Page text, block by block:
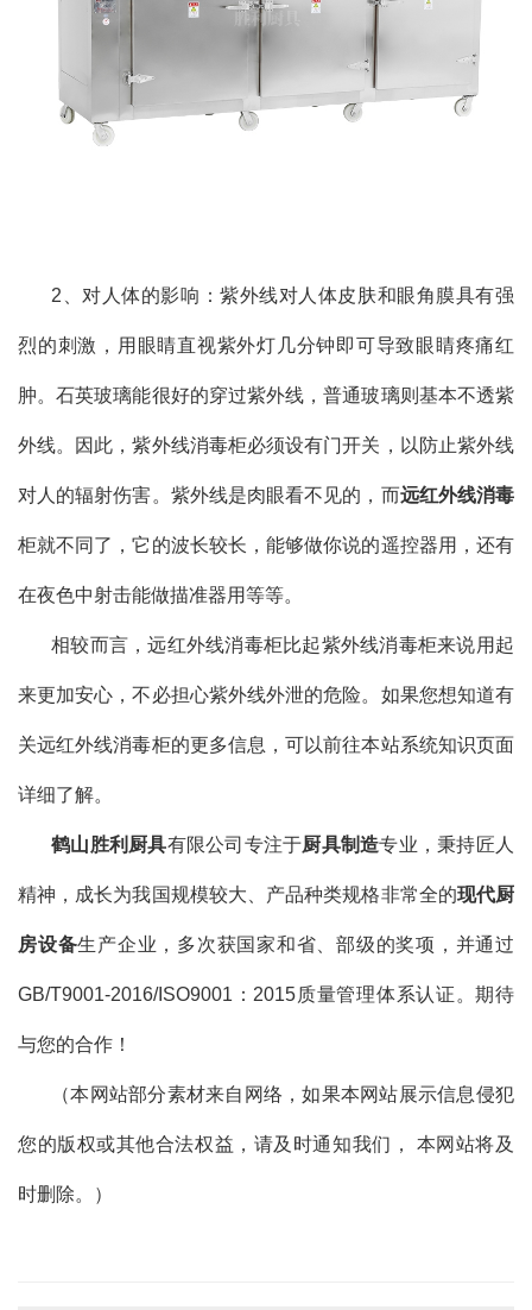
2、对人体的影响：紫外线对人体皮肤和眼角膜具有强
烈的刺激，用眼睛直视紫外灯几分钟即可导致眼睛疼痛红
肿。石英玻璃能很好的穿过紫外线，普通玻璃则基本不透紫
外线。因此，紫外线消毒柜必须设有门开关，以防止紫外线
对人的辐射伤害。紫外线是肉眼看不见的，而远红外线消毒
柜就不同了，它的波长较长，能够做你说的遥控器用，还有
在夜色中射击能做描准器用等等。
相较而言，远红外线消毒柜比起紫外线消毒柜来说用起
来更加安心，不必担心紫外线外泄的危险。如果您想知道有
关远红外线消毒柜的更多信息，可以前往本站系统知识页面
详细了解。
鹤山胜利厨具有限公司专注于厨具制造专业，秉持匠人
精神，成长为我国规模较大、产品种类规格非常全的现代厨
房设备生产企业，多次获国家和省、部级的奖项，并通过
GB/T9001-2016/ISO9001：2015质量管理体系认证。期待
与您的合作！
（本网站部分素材来自网络，如果本网站展示信息侵犯
您的版权或其他合法权益，请及时通知我们， 本网站将及
时删除。）